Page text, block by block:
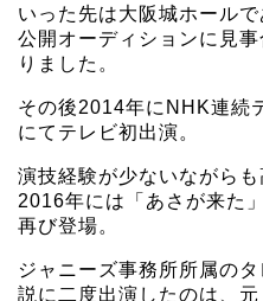
いった先は大阪城ホール
公開オーディションに見
りました。
その後2014年にNHK連続
にてテレビ初出演。
演技経験が少ないながらも
2016年には「あさが来た
再び登場。
ジャニーズ事務所所属の
説に二度出演したのは、